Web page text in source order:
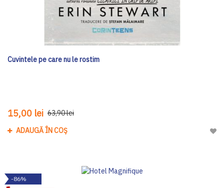
Cuvintele pe care nu le rostim
15,00 lei 63,90 lei
ADAUGĂ ÎN COȘ
-86%